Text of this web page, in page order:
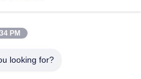
opnieuw te gebruiken
PM
looking for?